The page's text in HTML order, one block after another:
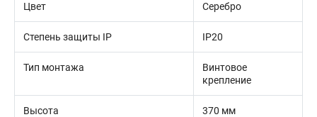
Цвет Серебро
Степень защиты IP IP20
Тип монтажа
Винтовое
крепление
Высота 370 мм